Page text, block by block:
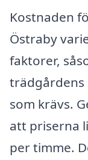
Kostnaden
Östraby
faktorer,
trädgårdens
som krävs.
att priserna
per timme.